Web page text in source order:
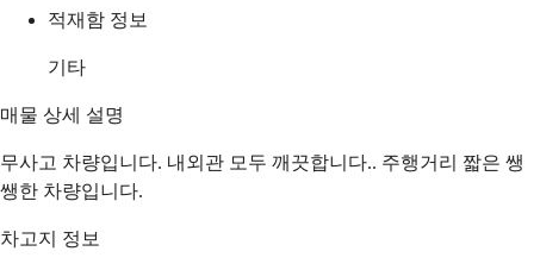
적재함 정보
기타
매물 상세 설명
무사고 차량입니다. 내외관 모두 깨끗합니다.. 주행거리 짧은 쌩
쌩한 차량입니다.
차고지 정보